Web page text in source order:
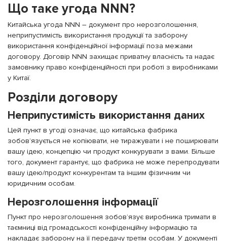
Що таке угода NNN?
Китайська угода NNN – документ про нерозголошення,
неприпустимість використання продукції та заборону
використання конфіденційної інформації поза межами
договору. Договір NNN захищає приватну власність та надає
замовнику право конфіденційності при роботі з виробниками
у Китаї.
Розділи договору
Неприпустимість використання даних
Цей пункт в угоді означає, що китайська фабрика
зобов’язується не копіювати, не тиражувати і не поширювати
вашу ідею, концепцію чи продукт конкурувати з вами. Більше
того, документ гарантує, що фабрика не може перепродувати
вашу ідею/продукт конкурентам та іншим фізичним чи
юридичним особам.
Нерозголошення інформації
Пункт про нерозголошення зобов’язує виробника тримати в
таємниці від громадськості конфіденційну інформацію та
накладає заборону на її передачу третім особам. У документі